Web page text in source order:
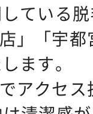
ている
」「宇
ます。
アクセ